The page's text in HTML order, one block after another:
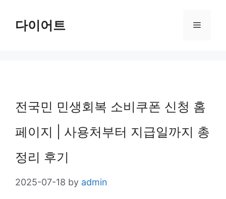
다이어트 Menu
전국민 민생회복 소비쿠폰 신청 홈
페이지 | 사용처부터 지급일까지 총
정리 후기
2025-07-18 by admin